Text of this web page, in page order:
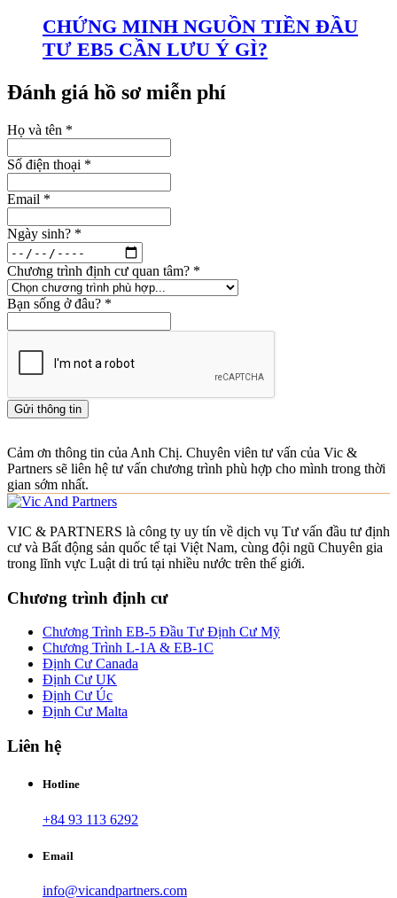
CHỨNG MINH NGUỒN TIỀN ĐẦU
TƯ EB5 CẦN LƯU Ý GÌ?
Đánh giá hồ sơ miễn phí
Họ và tên *
Số điện thoại *
Email *
Ngày sinh? *
Chương trình định cư quan tâm? *
Bạn sống ở đâu? *
Gửi thông tin
Cảm ơn thông tin của Anh Chị. Chuyên viên tư vấn của Vic &
Partners sẽ liên hệ tư vấn chương trình phù hợp cho mình trong thời
gian sớm nhất.
VIC & PARTNERS là công ty uy tín về dịch vụ Tư vấn đầu tư định
cư và Bất động sản quốc tế tại Việt Nam, cùng đội ngũ Chuyên gia
trong lĩnh vực Luật di trú tại nhiều nước trên thế giới.
Chương trình định cư
Chương Trình EB-5 Đầu Tư Định Cư Mỹ
Chương Trình L-1A & EB-1C
Định Cư Canada
Định Cư UK
Định Cư Úc
Định Cư Malta
Liên hệ
Hotline
+84 93 113 6292
Email
info@vicandpartners.com